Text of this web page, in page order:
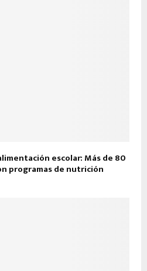
escolar: Más de 80
programas de nutrición